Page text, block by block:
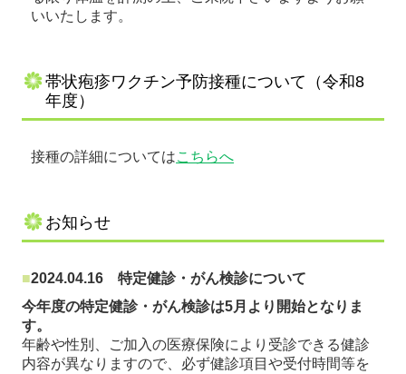
いいたします。
帯状疱疹ワクチン予防接種について（令和8
年度）
接種の詳細についてはこちらへ
お知らせ
■2024.04.16 特定健診・がん検診について
今年度の特定健診・がん検診は5月より開始となりま
す。
年齢や性別、ご加入の医療保険により受診できる健診
内容が異なりますので、必ず健診項目や受付時間等を